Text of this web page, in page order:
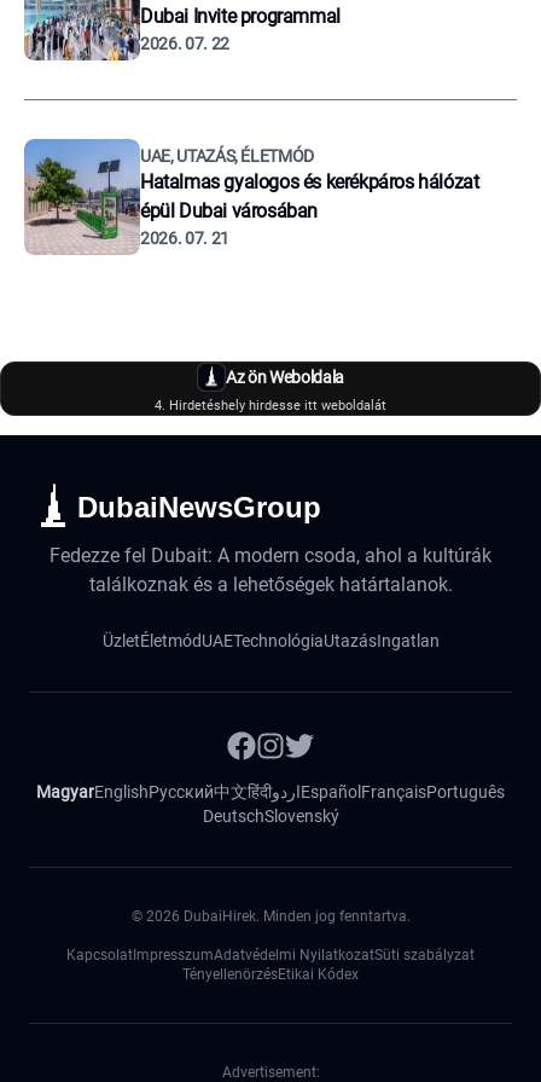
Dubai Invite programmal
2026. 07. 22
UAE, UTAZÁS, ÉLETMÓD
Hatalmas gyalogos és kerékpáros hálózat
épül Dubai városában
2026. 07. 21
Az ön Weboldala
4. Hirdetéshely hirdesse itt weboldalát
DubaiNewsGroup
Fedezze fel Dubait: A modern csoda, ahol a kultúrák
találkoznak és a lehetőségek határtalanok.
ÜzletÉletmódUAETechnológiaUtazásIngatlan
MagyarEnglishРусский中文हिंदीاردوEspañol FrançaisPortuguês
DeutschSlovenský
© 2026 DubaiHirek. Minden jog fenntartva.
Kapcsolat ImpresszumAdatvédelmi NyilatkozatSüti szabályzat
TényellenörzésEtikai Kódex
Advertisement: